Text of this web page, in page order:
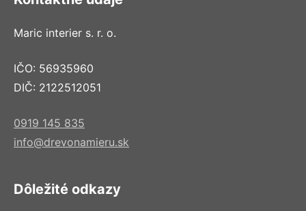
Maric interier s. r. o.
IČO: 56935960
DIČ: 2122512051
0919 145 835
info@drevonamieru.sk
Dôležité odkazy